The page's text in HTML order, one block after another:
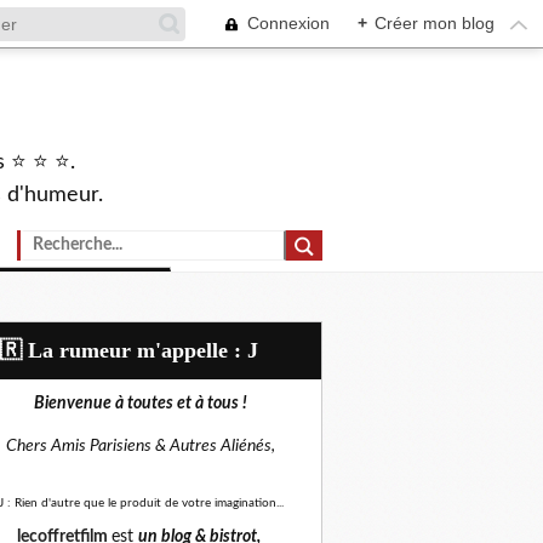
Connexion + Créer mon blog
⭐ ⭐.
d'humeur.
La rumeur m'appelle : J
Bienvenue à toutes et à tous !
Chers Amis Parisiens &Autres Aliénés,
: Rien d'autre que le produit de votre imagination...
lecoffretfilm est un blog & bistrot,